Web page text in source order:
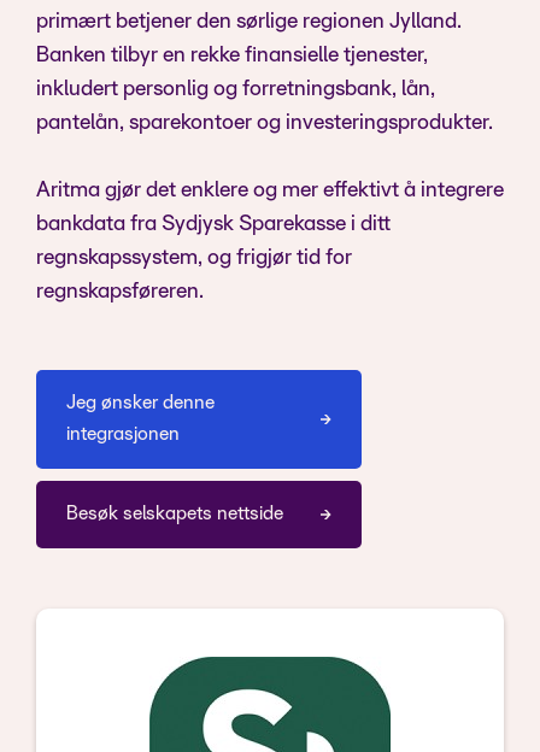
primært betjener den sørlige regionen Jylland.
Banken tilbyr en rekke finansielle tjenester,
inkludert personlig og forretningsbank, lån,
pantelån, sparekontoer og investeringsprodukter.
Aritma gjør det enklere og mer effektivt å integrere
bankdata fra Sydjysk Sparekasse i ditt
regnskapssystem, og frigjør tid for
regnskapsføreren.
Jeg ønsker denne
integrasjonen
Besøk selskapets nettside